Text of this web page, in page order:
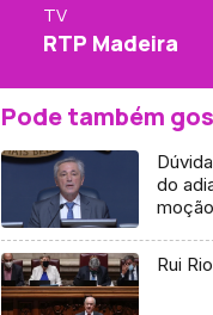
TV
RTP Madeira
Pode também
do
Rui